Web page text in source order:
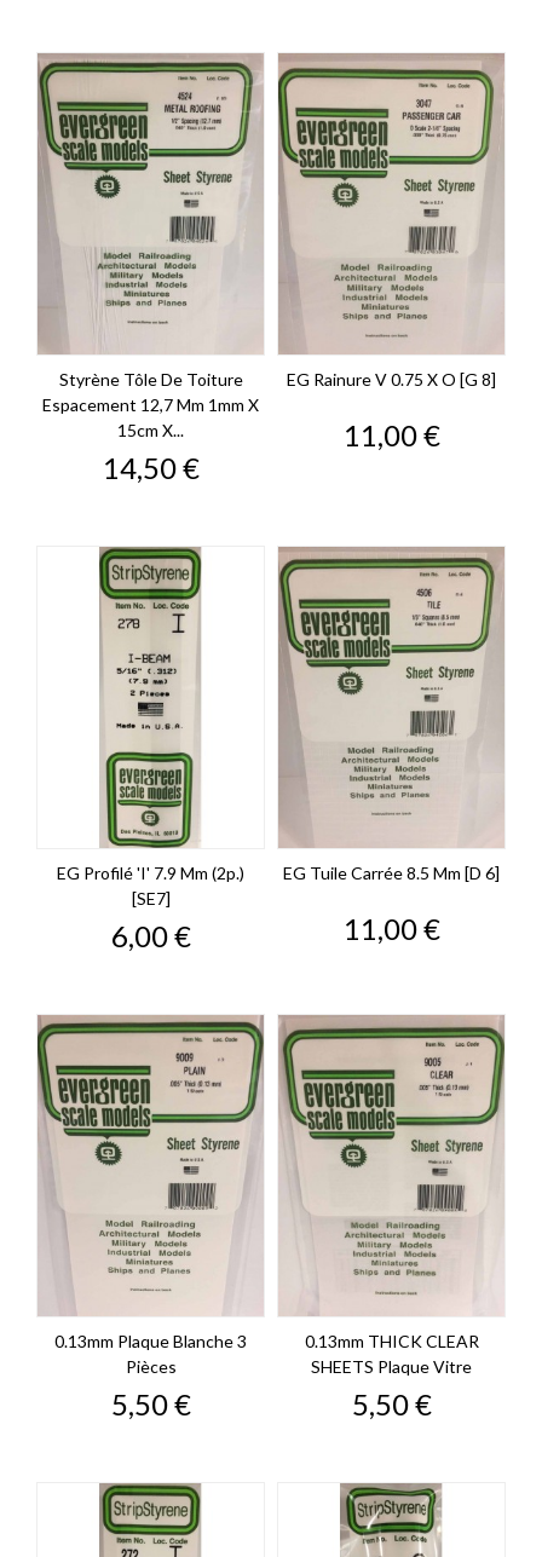
Styrène Tôle De Toiture
Espacement 12,7 Mm 1mm X
15cm X...
Prix
14,50 €
EG Rainure V 0.75 X O [G 8]
Prix
11,00 €
EG Profilé 'I' 7.9 Mm (2p.)
[SE7]
Prix
6,00 €
EG Tuile Carrée 8.5 Mm [D 6]
Prix
11,00 €
0.13mm Plaque Blanche 3
Pièces
Prix
5,50 €
0.13mm THICK CLEAR
SHEETS Plaque Vitre
Prix
5,50 €